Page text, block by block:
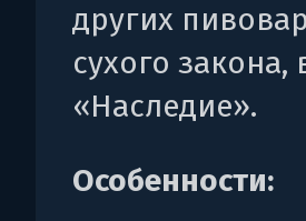
других
сухого
«Наследие».
Особенности: